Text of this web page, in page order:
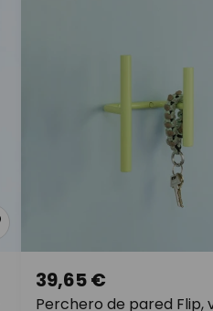
Perchero de pared Flip,
39,65 €